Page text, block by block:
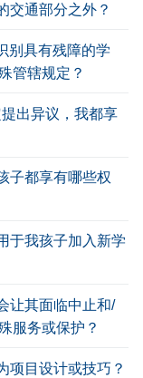
交通部分之外？
别具有残障的学
管辖规定？
出异议，我都享
子都享有哪些权
于我孩子加入新学
让其面临中止和/
服务或保护？
项目设计或技巧？